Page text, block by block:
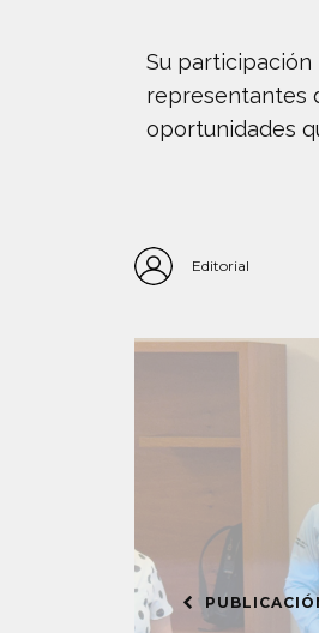
Su
representantes
oportunidades
Editorial